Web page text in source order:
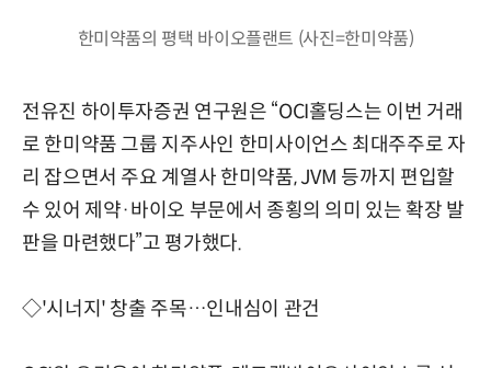
한미약품의 평택 바이오플랜트 (사진=한미약품)
전유진 하이투자증권 연구원은 “OCI홀딩스는 이번 거래
로 한미약품 그룹 지주사인 한미사이언스 최대주주로 자
리 잡으면서 주요 계열사 한미약품, JVM 등까지 편입할
수 있어 제약·바이오 부문에서 종횡의 의미 있는 확장 발
판을 마련했다”고 평가했다.
◇'시너지' 창출 주목…인내심이 관건